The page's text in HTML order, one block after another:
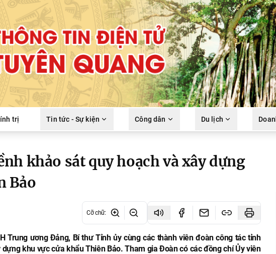
trị Tin tức - Sự kiện Công dân Du lịch
khảo sát quy hoạch và xây dựng
Bảo
Cỡ chữ:
Trung ương Đảng, Bí thư Tỉnh ủy cùng các thành viên đoàn công tác tỉnh
khu vực cửa khẩu Thiên Bảo. Tham gia Đoàn có các đồng chí Ủy viên